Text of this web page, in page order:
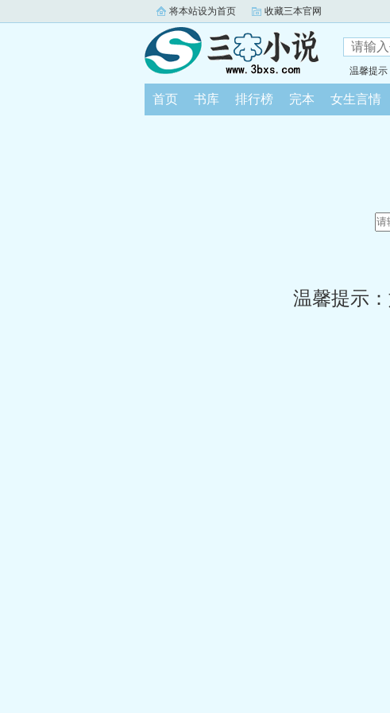
将本站设为首页 收藏三本官网
温馨提示
首页 书库 排行榜 完本 女生言情
温馨提示